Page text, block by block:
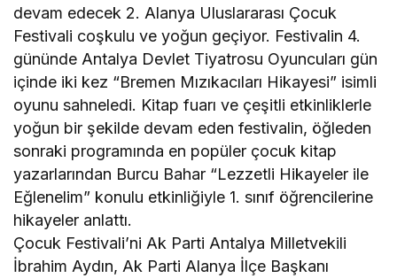
devam edecek 2. Alanya Uluslararası Çocuk
Festivali coşkulu ve yoğun geçiyor. Festivalin 4.
gününde Antalya Devlet Tiyatrosu Oyuncuları gün
içinde iki kez “Bremen Mızıkacıları Hikayesi” isimli
oyunu sahneledi. Kitap fuarı ve çeşitli etkinliklerle
yoğun bir şekilde devam eden festivalin, öğleden
sonraki programında en popüler çocuk kitap
yazarlarından Burcu Bahar “Lezzetli Hikayeler ile
Eğlenelim” konulu etkinliğiyle 1. sınıf öğrencilerine
hikayeler anlattı.
Çocuk Festivali’ni Ak Parti Antalya Milletvekili
İbrahim Aydın, Ak Parti Alanya İlçe Başkanı